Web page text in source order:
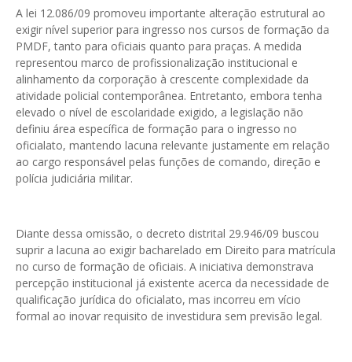
A lei 12.086/09 promoveu importante alteração estrutural ao
exigir nível superior para ingresso nos cursos de formação da
PMDF, tanto para oficiais quanto para praças. A medida
representou marco de profissionalização institucional e
alinhamento da corporação à crescente complexidade da
atividade policial contemporânea. Entretanto, embora tenha
elevado o nível de escolaridade exigido, a legislação não
definiu área específica de formação para o ingresso no
oficialato, mantendo lacuna relevante justamente em relação
ao cargo responsável pelas funções de comando, direção e
polícia judiciária militar.
Diante dessa omissão, o decreto distrital 29.946/09 buscou
suprir a lacuna ao exigir bacharelado em Direito para matrícula
no curso de formação de oficiais. A iniciativa demonstrava
percepção institucional já existente acerca da necessidade de
qualificação jurídica do oficialato, mas incorreu em vício
formal ao inovar requisito de investidura sem previsão legal.